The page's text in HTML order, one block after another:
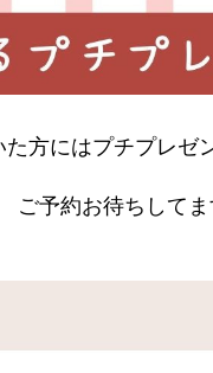
た方にはプチプレゼ
ご予約お待ちして